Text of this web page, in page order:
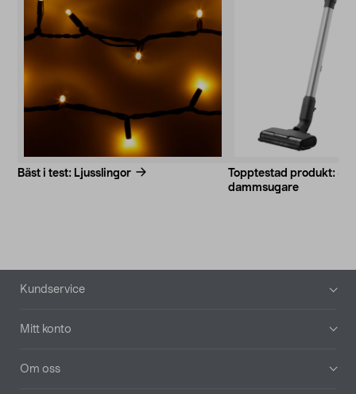
Bäst i test: Ljusslingor
Topptestad produkt:
dammsugare
Sidfot
Kundservice
Mitt konto
Om oss